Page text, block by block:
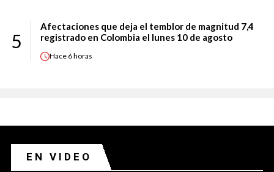
5
Afectaciones que deja el temblor de magnitud 7,4
registrado en Colombia el lunes 10 de agosto
Hace 6 horas
EN VIDEO